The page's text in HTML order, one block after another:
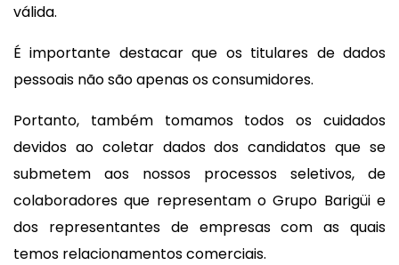
válida.
É importante destacar que os titulares de dados
pessoais não são apenas os consumidores.
Portanto, também tomamos todos os cuidados
devidos ao coletar dados dos candidatos que se
submetem aos nossos processos seletivos, de
colaboradores que representam o Grupo Barigüi e
dos representantes de empresas com as quais
temos relacionamentos comerciais.